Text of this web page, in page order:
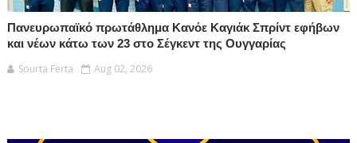
Πανευρωπαϊκό πρωτάθλημα Κανόε Καγιάκ Σπρίντ εφήβων
και νέων κάτω των 23 στο Σέγκεντ της Ουγγαρίας
Sourta Ferta
Aug 02, 2026